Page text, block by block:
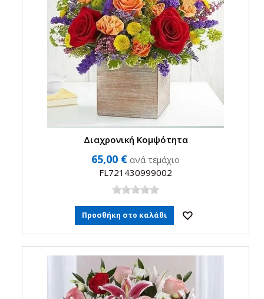
Διαχρονική Κομψότητα
65,00 € ανά τεμάχιο
FL721430999002
Προσθήκη στο καλάθι